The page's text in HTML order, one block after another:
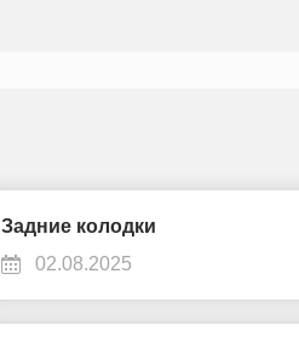
Задние колодки
02.08.2025